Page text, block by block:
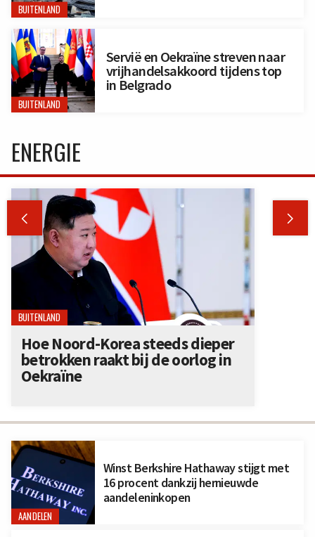
BUITENLAND
BUITENLAND
Servië en Oekraïne streven naar
vrijhandelsakkoord tijdens top
in Belgrado
AANDELEN
Winst Berkshire Hathaway stijgt met
16 procent dankzij hernieuwde
aandeleninkopen
ENERGIE
 
BUITENLAND
Hoe Noord-Korea steeds dieper
betrokken raakt bij de oorlog in
Oekraïne